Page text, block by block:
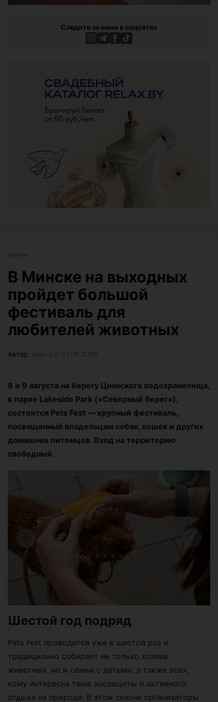
Следите за нами в соцсетях
Журнал
В Минске на выходных
пройдет большой
фестиваль для
любителей животных
Автор:
8 и 9 августа на берегу Цнянского водохранилища,
в парке Lakeside Park («Северный берег»),
состоится Pets Fest — крупный фестиваль,
посвященный владельцам собак, кошек и других
домашних питомцев. Вход на территорию
свободный.
Шестой год подряд
Pets Fest проводится уже в шестой раз и
традиционно собирает не только хозяев
животных, но и семьи с детьми, а также всех,
кому интересна тема зоозащиты и активного
отдыха на природе. В этом сезоне организаторы